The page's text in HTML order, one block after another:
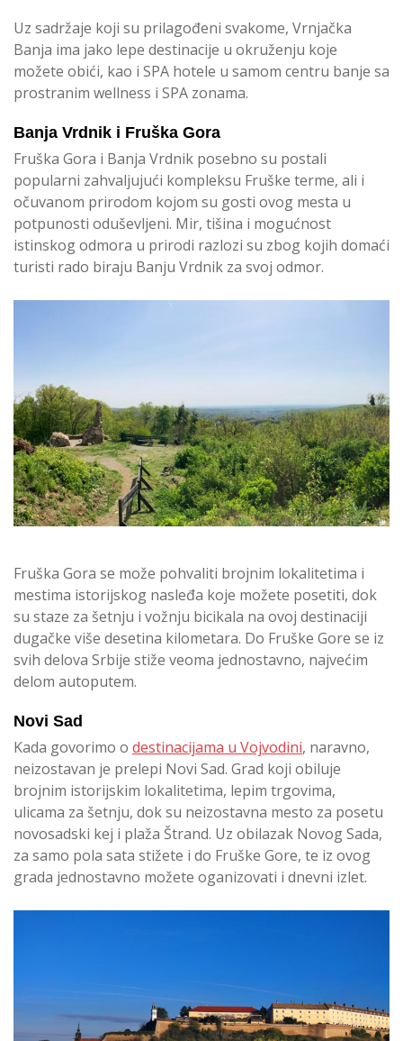
Uz sadržaje koji su prilagođeni svakome, Vrnjačka
Banja ima jako lepe destinacije u okruženju koje
možete obići, kao i SPA hotele u samom centru banje sa
prostranim wellness i SPA zonama.
Banja Vrdnik i Fruška Gora
Fruška Gora i Banja Vrdnik posebno su postali
popularni zahvaljujući kompleksu Fruške terme, ali i
očuvanom prirodom kojom su gosti ovog mesta u
potpunosti oduševljeni. Mir, tišina i mogućnost
istinskog odmora u prirodi razlozi su zbog kojih domaći
turisti rado biraju Banju Vrdnik za svoj odmor.
Fruška Gora se može pohvaliti brojnim lokalitetima i
mestima istorijskog nasleđa koje možete posetiti, dok
su staze za šetnju i vožnju bicikala na ovoj destinaciji
dugačke više desetina kilometara. Do Fruške Gore se iz
svih delova Srbije stiže veoma jednostavno, najvećim
delom autoputem.
Novi Sad
Kada govorimo o destinacijama u Vojvodini, naravno,
neizostavan je prelepi Novi Sad. Grad koji obiluje
brojnim istorijskim lokalitetima, lepim trgovima,
ulicama za šetnju, dok su neizostavna mesto za posetu
novosadski kej i plaža Štrand. Uz obilazak Novog Sada,
za samo pola sata stižete i do Fruške Gore, te iz ovog
grada jednostavno možete oganizovati i dnevni izlet.